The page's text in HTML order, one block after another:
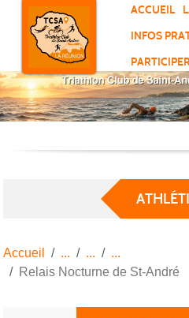
ACCUEIL
INFOS
Accueil
Relais Nocturne de St-André
Panneau de gestion des cookies